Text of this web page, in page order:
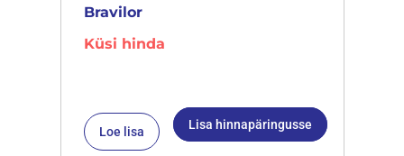
Bravilor
Küsi hinda
Loe lisa Lisa hinnapäringusse